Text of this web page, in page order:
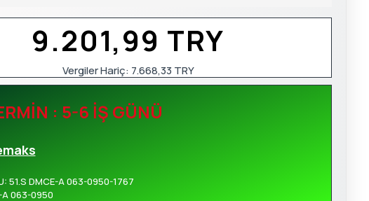
: 5-6 İŞ GÜNÜ
51.S DMCE-A 063-0950-1767
A 063-0950
9.201,99 TRY
Vergiler Hariç: 7.668,33 TRY